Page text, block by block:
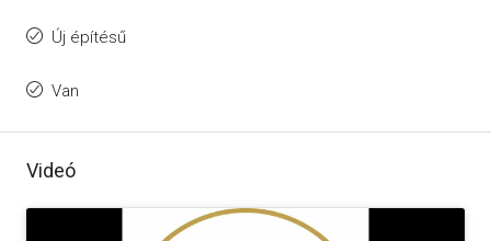
Új építésű
Van
Videó